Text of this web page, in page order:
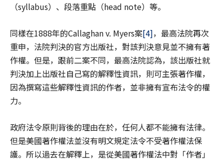
（syllabus）、段落重點（head note）等。
同樣在1888年的Callaghan v. Myers案[4]，最高法院再次
重申，法院判決的官方出版社，對該判決意見並不擁有著
作權。但是，跟前二案不同，最高法院認為，該出版社就
判決加上出版社自己寫的解釋性資訊，則可主張著作權，
因為撰寫這些解釋性資訊的作者，並非擁有宣布法令的權
力。
政府法令原則背後的理由在於，任何人都不能擁有法律。
但是美國著作權法並沒有明文規定法令不受著作權法保
護。所以過去在解釋上，是從美國著作權法中對「作者」